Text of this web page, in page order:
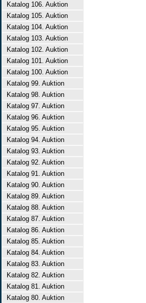
Katalog 106. Auktion
Katalog 105. Auktion
Katalog 104. Auktion
Katalog 103. Auktion
Katalog 102. Auktion
Katalog 101. Auktion
Katalog 100. Auktion
Katalog 99. Auktion
Katalog 98. Auktion
Katalog 97. Auktion
Katalog 96. Auktion
Katalog 95. Auktion
Katalog 94. Auktion
Katalog 93. Auktion
Katalog 92. Auktion
Katalog 91. Auktion
Katalog 90. Auktion
Katalog 89. Auktion
Katalog 88. Auktion
Katalog 87. Auktion
Katalog 86. Auktion
Katalog 85. Auktion
Katalog 84. Auktion
Katalog 83. Auktion
Katalog 82. Auktion
Katalog 81. Auktion
Katalog 80. Auktion